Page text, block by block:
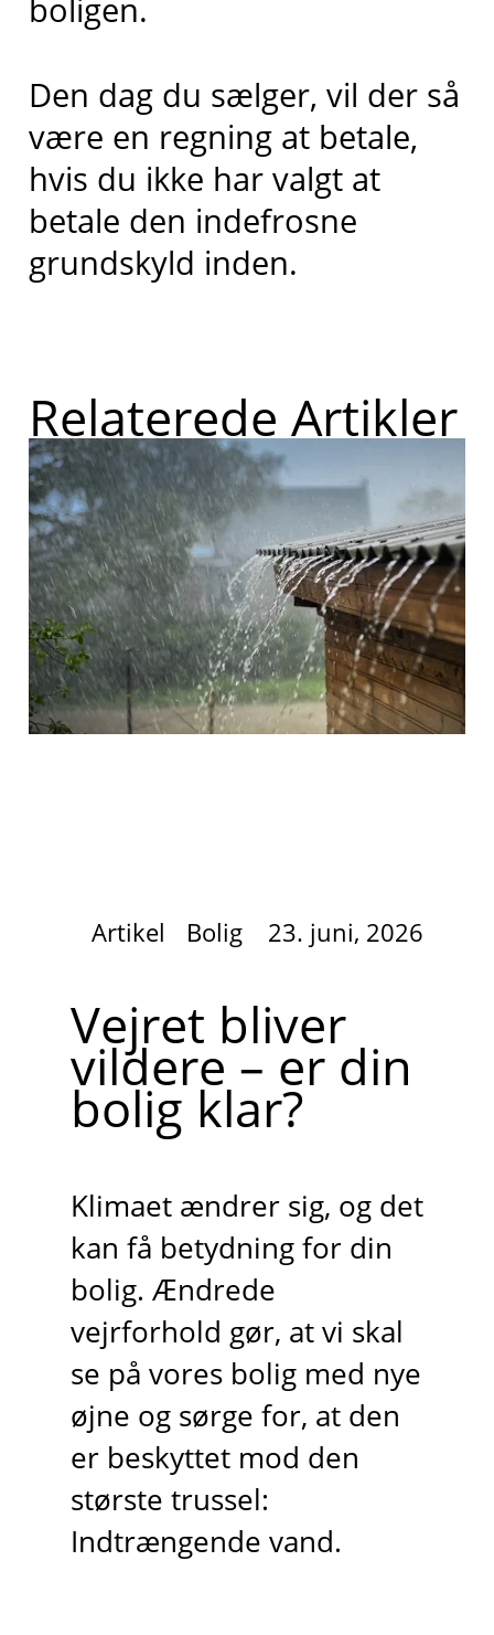
boligen.
Den dag du sælger, vil der så
være en regning at betale,
hvis du ikke har valgt at
betale den indefrosne
grundskyld inden.
Relaterede Artikler
Artikel Bolig 23. juni, 2026
Vejret bliver
vildere – er din
bolig klar?
Klimaet ændrer sig, og det
kan få betydning for din
bolig. Ændrede
vejrforhold gør, at vi skal
se på vores bolig med nye
øjne og sørge for, at den
er beskyttet mod den
største trussel:
Indtrængende vand.